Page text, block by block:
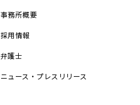
事務所概要
採用情報
弁護士
ニュース・プレスリリース